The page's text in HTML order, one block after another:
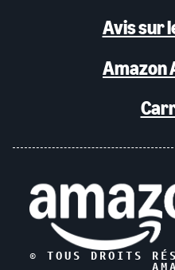
Avis sur
Amazon
© TOUS DROITS